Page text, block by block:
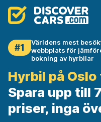
#1
Världens mest
webbplats för
bokning av hyrbilar
Hyrbil på
Spara upp till
priser, inga